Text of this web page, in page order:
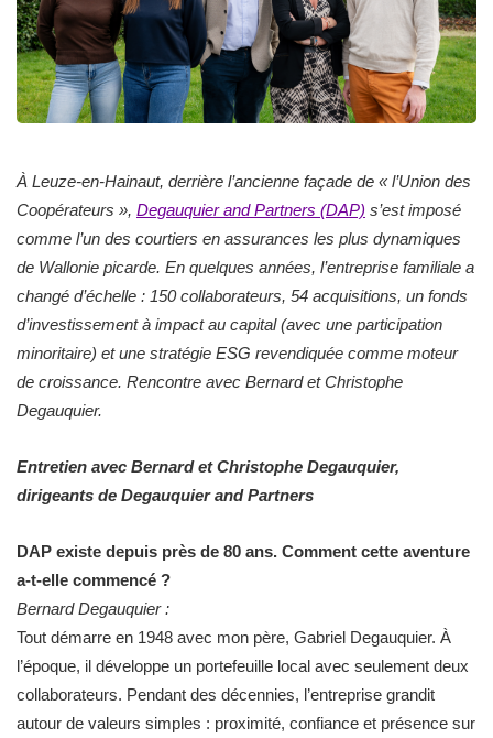
À Leuze-en-Hainaut, derrière l’ancienne façade de « l’Union des
Coopérateurs », Degauquier and Partners (DAP) s’est imposé
comme l’un des courtiers en assurances les plus dynamiques
de Wallonie picarde. En quelques années, l’entreprise familiale a
changé d’échelle : 150 collaborateurs, 54 acquisitions, un fonds
d’investissement à impact au capital (avec une participation
minoritaire) et une stratégie ESG revendiquée comme moteur
de croissance. Rencontre avec Bernard et Christophe
Degauquier.
Entretien avec Bernard et Christophe Degauquier,
dirigeants de Degauquier and Partners
DAP existe depuis près de 80 ans. Comment cette aventure
a-t-elle commencé ?
Bernard Degauquier :
Tout démarre en 1948 avec mon père, Gabriel Degauquier. À
l’époque, il développe un portefeuille local avec seulement deux
collaborateurs. Pendant des décennies, l’entreprise grandit
autour de valeurs simples : proximité, confiance et présence sur